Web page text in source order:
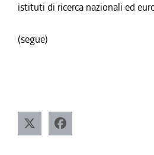
istituti di ricerca nazionali ed
(segue)